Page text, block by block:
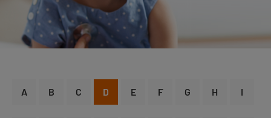
A B C D E F G H I